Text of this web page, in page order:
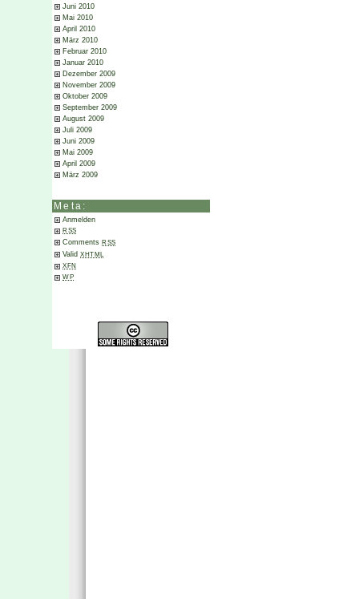
Juni 2010
Mai 2010
April 2010
März 2010
Februar 2010
Januar 2010
Dezember 2009
November 2009
Oktober 2009
September 2009
August 2009
Juli 2009
Juni 2009
Mai 2009
April 2009
März 2009
Meta:
Anmelden
RSS
Comments RSS
Valid XHTML
XFN
WP